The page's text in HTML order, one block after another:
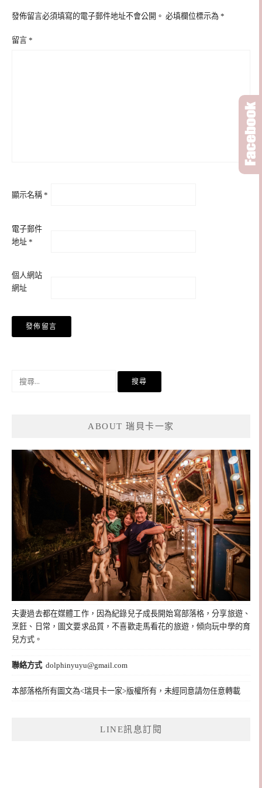
發佈留言必須填寫的電子郵件地址不會公開。 必填欄位標示為 *
留言 *
顯示名稱 *
電子郵件
地址 *
個人網站
網址
ABOUT 瑞貝卡一家
夫妻過去都在媒體工作，因為紀錄兒子成長開始寫部落格，分享旅遊、
烹飪、日常，圖文要求品質，不喜歡走馬看花的旅遊，傾向玩中學的育
兒方式。
聯絡方式 dolphinyuyu@gmail.com
本部落格所有圖文為<瑞貝卡一家>版權所有，未經同意請勿任意轉載
LINE訊息訂閱